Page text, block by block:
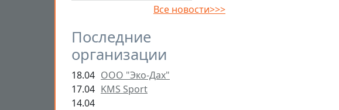
Все новости>>>
Последние
организации
18.04 ООО "Эко-Дах"
17.04 KMS Sport
14.04